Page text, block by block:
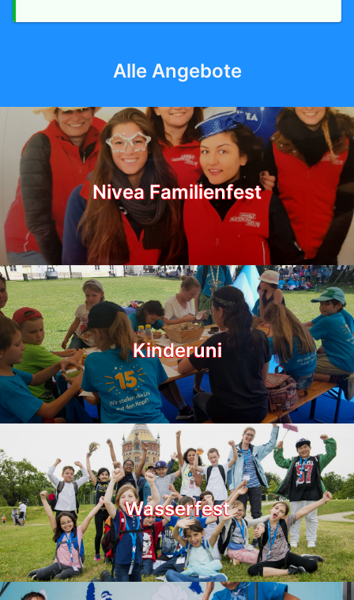
Alle Angebote
Nivea Familienfest
Kinderuni
Wasserfest